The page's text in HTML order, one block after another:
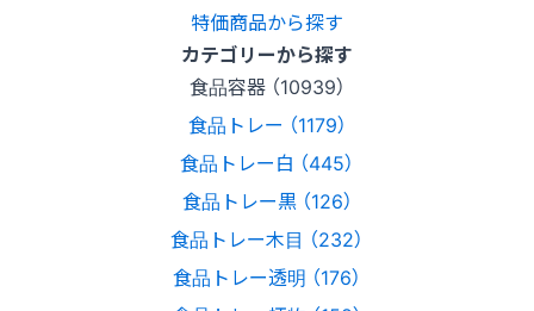
特価商品から探す
カテゴリーから探す
食品容器 （10939）
食品トレー （1179）
食品トレー白 （445）
食品トレー黒 （126）
食品トレー木目 （232）
食品トレー透明 （176）